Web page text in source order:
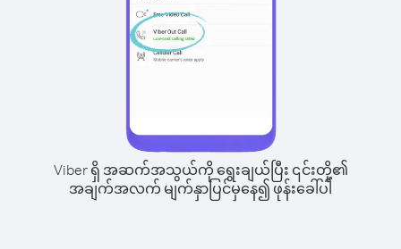
Viber ရှိ အဆက်အသွယ်ကို ရွေးချယ်ပြီး ၎င်းတို့၏
အချက်အလက် မျက်နှာပြင်မှနေ၍ ဖုန်းခေါ်ပါ